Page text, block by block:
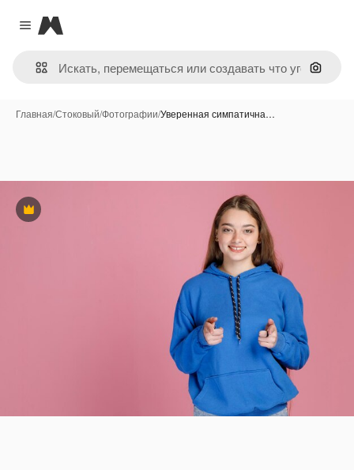
Close menu
Magnific
Поиск
Главная/Стоковый/Фотографии/Уверенная симпатична…
Премиум